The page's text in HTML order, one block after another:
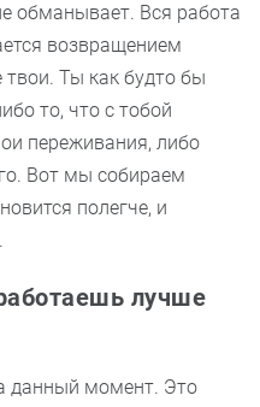
обманывает. Вся работа
возвращением
твои. Ты как будто бы
то, что с тобой
переживания, либо
Вот мы собираем
полегче, и
лучше
данный момент. Это